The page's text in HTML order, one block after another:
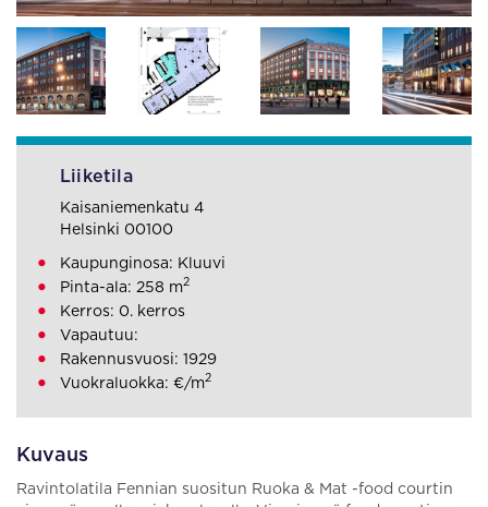
Kuvaus
Ravintolatila Fennian suositun Ruoka & Mat -food courtin
Liiketila
Kaisaniemenkatu 4
Helsinki 00100
Kaupunginosa: Kluuvi
Pinta-ala: 258 m2
Kerros: 0. kerros
Vapautuu:
Rakennusvuosi: 1929
Vuokraluokka: €/m2